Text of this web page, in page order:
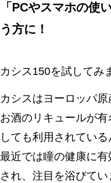
「PCやスマホの
う方に！
カシス150を試してみ
カシスはヨーロッパ原
お酒のリキュールが
しても利用されている
最近では瞳の健康に
され、注目を浴びてい